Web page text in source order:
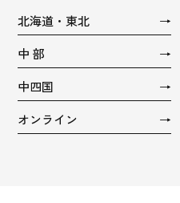
北海道・東北
中 部
中四国
オンライン